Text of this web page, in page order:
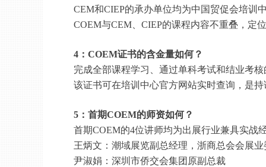
CEM和CIEP的承办单位均为中国贸促会培训
COEM与CEM、CIEP的课程内容不重叠，定
4：COEM证书的含金量如何？
完成全部课程学习、通过单科考试和结业考
该证书可在培训中心官方网站实时查询，是
5：首期COEM的师资如何？
首期COEM的4位讲师均为出展行业兼具实战
王炳文：潮域展览副总经理 ， 浙商总会会展
尹淑娟：深圳市侨交会集团原副总裁